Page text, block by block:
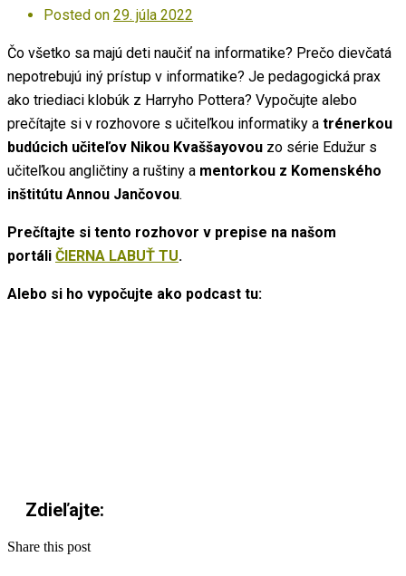
Posted on 29. júla 2022
Čo všetko sa majú deti naučiť na informatike? Prečo dievčatá
nepotrebujú iný prístup v informatike? Je pedagogická prax
ako triediaci klobúk z Harryho Pottera? Vypočujte alebo
prečítajte si v rozhovore s učiteľkou informatiky a trénerkou
budúcich učiteľov Nikou Kvaššayovou zo série Edužur s
učiteľkou angličtiny a ruštiny a mentorkou z Komenského
inštitútu Annou Jančovou.
Prečítajte si tento rozhovor v prepise na našom
portáli ČIERNA LABUŤ TU.
Alebo si ho vypočujte ako podcast tu:
Zdieľajte:
Share this post